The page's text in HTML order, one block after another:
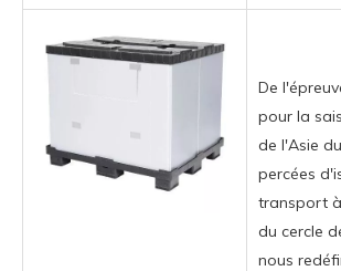
De
pour la
de l'Asie
percées
transport
du cercle
nous